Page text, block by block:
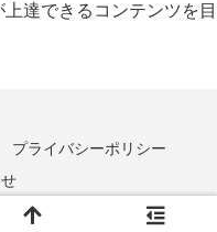
達できるコンテンツを目
プライバシーポリシー
好きなんだ！.